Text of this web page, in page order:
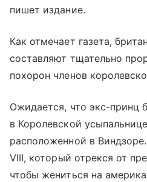
пишет издание.
Как отмечает газета,
составляют тщательно
похорон членов
Ожидается, что экс-принц
в Королевской
расположенной в
VIII, который отрекся от
чтобы жениться на